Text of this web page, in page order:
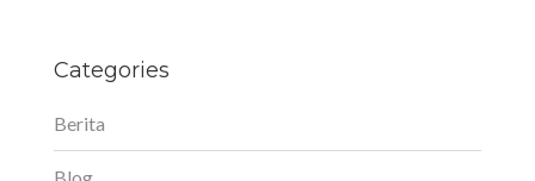
Categories
Berita
Blog